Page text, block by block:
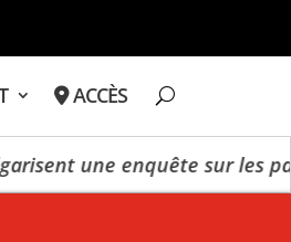
ACCÈS
une enquête sur les